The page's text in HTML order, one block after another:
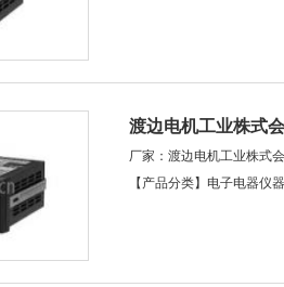
渡边电机工业株式
PA□P)
厂家：渡边电机工业株式
【产品分类】电子电器仪